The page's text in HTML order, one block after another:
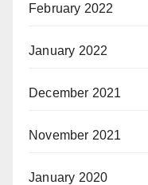
February 2022
January 2022
December 2021
November 2021
January 2020